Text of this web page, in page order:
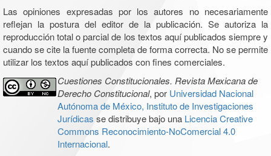
Las opiniones expresadas por los autores no necesariamente
reflejan la postura del editor de la publicación. Se autoriza la
reproducción total o parcial de los textos aquí publicados siempre y
cuando se cite la fuente completa de forma correcta. No se permite
utilizar los textos aquí publicados con fines comerciales.
Cuestiones Constitucionales. Revista Mexicana de
Derecho Constitucional, por Universidad Nacional
Autónoma de México, Instituto de Investigaciones
Jurídicas se distribuye bajo una Licencia Creative
Commons Reconocimiento-NoComercial 4.0
Internacional.